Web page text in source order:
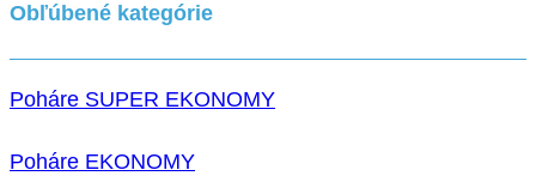
Obľúbené kategórie
Poháre SUPER EKONOMY
Poháre EKONOMY